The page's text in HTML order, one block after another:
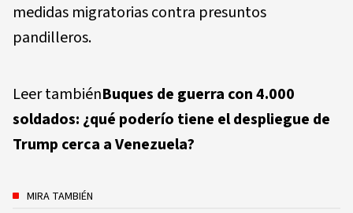
medidas migratorias contra presuntos
pandilleros.
Leer tambiénBuques de guerra con 4.000
soldados: ¿qué poderío tiene el despliegue de
Trump cerca a Venezuela?
MIRA TAMBIÉN